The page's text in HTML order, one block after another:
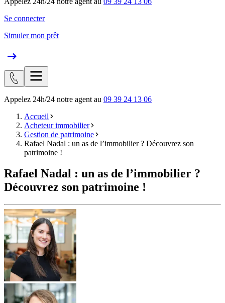
Se connecter
Simuler mon prêt
Appelez 24h/24 notre agent au 09 39 24 13 06
Accueil
Acheteur immobilier
Gestion de patrimoine
Rafael Nadal : un as de l’immobilier ? Découvrez son
patrimoine !
Rafael Nadal : un as de l’immobilier ?
Découvrez son patrimoine !